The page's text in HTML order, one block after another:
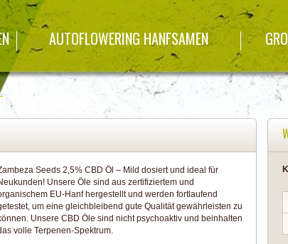
AUTOFLOWERING HANFSAMEN
Seeds 2,5% CBD Öl – Mild dosiert und ideal für
Unsere Öle sind aus zertifiziertem und
EU-Hanf hergestellt und werden fortlaufend
um eine gleichbleibend gute Qualität gewährleisten zu
Unsere CBD Öle sind nicht psychoaktiv und beinhalten
volle Terpenen-Spektrum.